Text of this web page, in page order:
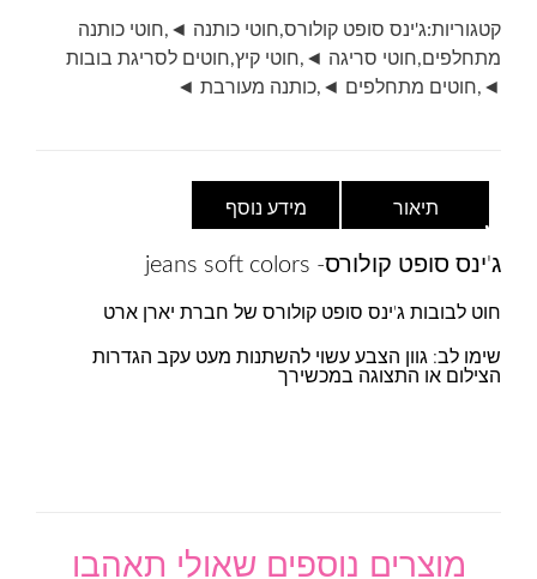
6211
קטגוריות:ג'ינס סופט קולורס,חוטי כותנה ◄ ,חוטי כותנה
מתחלפים,חוטי סריגה ◄ ,חוטי קיץ,חוטים לסריגת בובות
◄
,חוטים מתחלפים ◄ ,כותנה מעורבת ◄
תיאור מידע נוסף
ג'ינס סופט קולורס- jeans soft colors
חוט לבובות ג'ינס סופט קולורס של חברת יארן ארט
שימו לב: גוון הצבע עשוי להשתנות מעט עקב הגדרות
הצילום או התצוגה במכשירך
מוצרים נוספים שאולי תאהבו